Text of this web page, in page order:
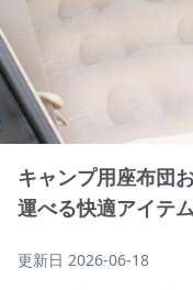
キャンプ用座布団
運べる快適アイテ
更新日 2026-06-18